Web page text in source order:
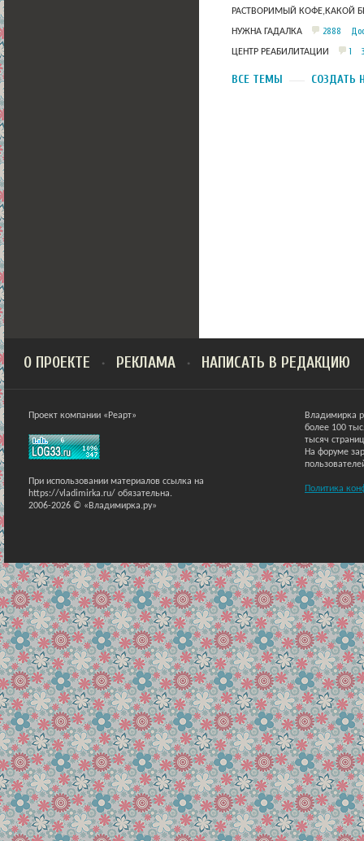
РАСТВОРИМЫЙ КОФЕ,КАКОЙ
НУЖНА ГАДАЛКА 2888
ЦЕНТР РЕАБИЛИТАЦИИ 1
ВСЕ ТЕМЫ СОЗДАТЬ
О ПРОЕКТЕ РЕКЛАМА НАПИСАТЬ В РЕДАКЦИЮ
Проект компании «Реарт»
При использовании материалов ссылка на
https://vladimirka.ru/ обязательна.
2006-2026 © «Владимирка.ру»
Владимирка
более 100
тысяч
На форуме
Политика